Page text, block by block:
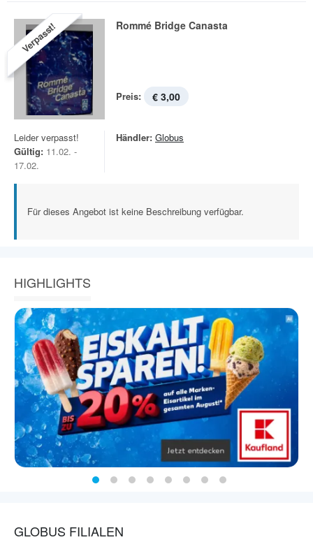
Verpasst! Rommé Bridge Canasta
Preis: € 3,00
Leider verpasst!
Gültig: 11.02. -
17.02.
Händler: Globus
Für dieses Angebot ist keine Beschreibung verfügbar.
HIGHLIGHTS
GLOBUS FILIALEN